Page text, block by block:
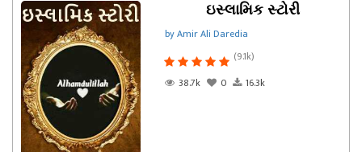
ઇસ્લામિક સ્ટોરી
by Amir Ali Daredia
(9.1k)
38.7k
0 16.3k